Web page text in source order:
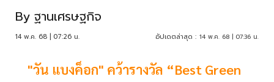
By ฐานเศรษฐกิจ
14 พ.ค. 68 | 07:26 น. อัปเดตล่าสุด : 14 พ.ค. 68 | 07:36 น.
"วัน แบงค็อก" คว้ารางวัล “Best Green